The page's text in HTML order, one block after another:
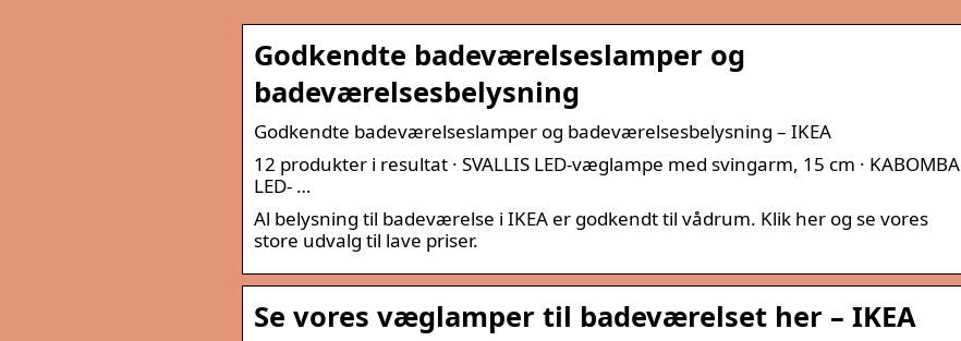
Godkendte badeværelseslamper og
badeværelsesbelysning
Godkendte badeværelseslamper og badeværelsesbelysning – IKEA
12 produkter i resultat · SVALLIS LED-væglampe med svingarm, 15 cm · KABOMBA
LED- …
Al belysning til badeværelse i IKEA er godkendt til vådrum. Klik her og se vores
store udvalg til lave priser.
Se vores væglamper til badeværelset her – IKEA